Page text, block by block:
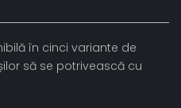
în cinci variante de
să se potrivească cu